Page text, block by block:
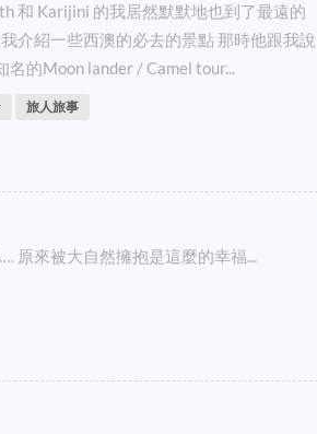
和 Karijini 的我居然默默地也到了最遠的
介紹一些西澳的必去的景點 那時他跟我說
的Moon lander / Camel tour...
旅人旅事
原來被大自然擁抱是這麼的幸福...